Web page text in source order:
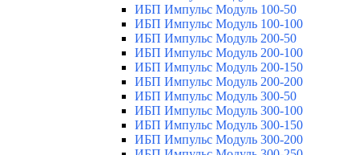
ИБП Импульс Модуль 100-50
ИБП Импульс Модуль 100-100
ИБП Импульс Модуль 200-50
ИБП Импульс Модуль 200-100
ИБП Импульс Модуль 200-150
ИБП Импульс Модуль 200-200
ИБП Импульс Модуль 300-50
ИБП Импульс Модуль 300-100
ИБП Импульс Модуль 300-150
ИБП Импульс Модуль 300-200